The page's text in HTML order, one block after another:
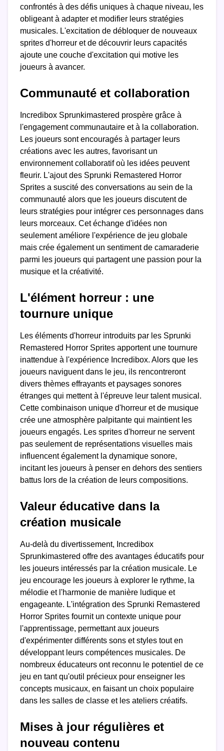
confrontés à des défis uniques à chaque niveau, les
obligeant à adapter et modifier leurs stratégies
musicales. L'excitation de débloquer de nouveaux
sprites d'horreur et de découvrir leurs capacités
ajoute une couche d'excitation qui motive les
joueurs à avancer.
Communauté et collaboration
Incredibox Sprunkimastered prospère grâce à
l'engagement communautaire et à la collaboration.
Les joueurs sont encouragés à partager leurs
créations avec les autres, favorisant un
environnement collaboratif où les idées peuvent
fleurir. L'ajout des Sprunki Remastered Horror
Sprites a suscité des conversations au sein de la
communauté alors que les joueurs discutent de
leurs stratégies pour intégrer ces personnages dans
leurs morceaux. Cet échange d'idées non
seulement améliore l'expérience de jeu globale
mais crée également un sentiment de camaraderie
parmi les joueurs qui partagent une passion pour la
musique et la créativité.
L'élément horreur : une
tournure unique
Les éléments d'horreur introduits par les Sprunki
Remastered Horror Sprites apportent une tournure
inattendue à l'expérience Incredibox. Alors que les
joueurs naviguent dans le jeu, ils rencontreront
divers thèmes effrayants et paysages sonores
étranges qui mettent à l'épreuve leur talent musical.
Cette combinaison unique d'horreur et de musique
crée une atmosphère palpitante qui maintient les
joueurs engagés. Les sprites d'horreur ne servent
pas seulement de représentations visuelles mais
influencent également la dynamique sonore,
incitant les joueurs à penser en dehors des sentiers
battus lors de la création de leurs compositions.
Valeur éducative dans la
création musicale
Au-delà du divertissement, Incredibox
Sprunkimastered offre des avantages éducatifs pour
les joueurs intéressés par la création musicale. Le
jeu encourage les joueurs à explorer le rythme, la
mélodie et l'harmonie de manière ludique et
engageante. L'intégration des Sprunki Remastered
Horror Sprites fournit un contexte unique pour
l'apprentissage, permettant aux joueurs
d'expérimenter différents sons et styles tout en
développant leurs compétences musicales. De
nombreux éducateurs ont reconnu le potentiel de ce
jeu en tant qu'outil précieux pour enseigner les
concepts musicaux, en faisant un choix populaire
dans les salles de classe et les ateliers créatifs.
Mises à jour régulières et
nouveau contenu